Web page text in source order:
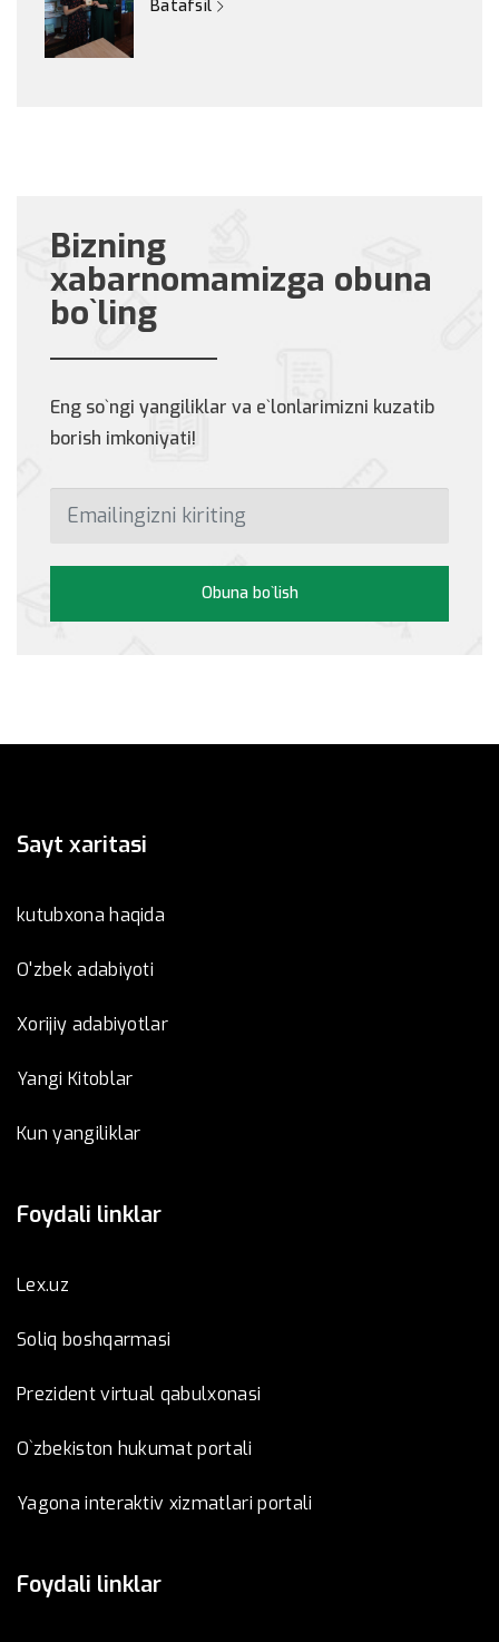
Batafsil
Bizning
xabarnomamizga obuna
bo`ling
Eng so`ngi yangiliklar va e`lonlarimizni kuzatib
borish imkoniyati!
Obuna bo`lish
Sayt xaritasi
kutubxona haqida
O'zbek adabiyoti
Xorijiy adabiyotlar
Yangi Kitoblar
Kun yangiliklar
Foydali linklar
Lex.uz
Soliq boshqarmasi
Prezident virtual qabulxonasi
O`zbekiston hukumat portali
Yagona interaktiv xizmatlari portali
Foydali linklar